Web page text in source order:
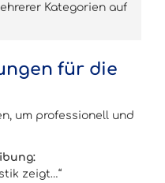
Kategorien auf
für die
um professionell und
zeigt…“